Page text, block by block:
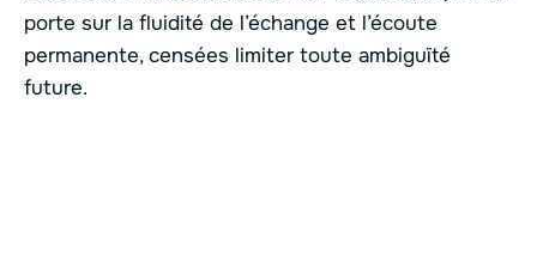
porte sur la fluidité de l’échange et l’écoute
permanente, censées limiter toute ambiguïté
future.